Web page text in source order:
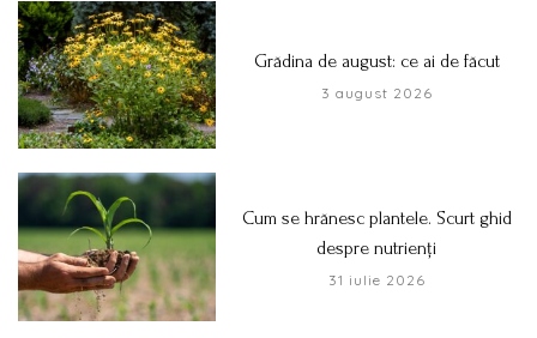
Grădina de august: ce ai de făcut
3 august 2026
Cum se hrănesc plantele. Scurt ghid
despre nutrienți
31 iulie 2026